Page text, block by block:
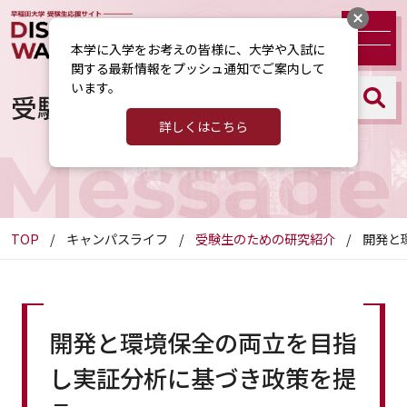
受験生のための研究紹介
TOP キャンパスライフ 受験生のための研究紹介 開発と
開発と環境保全の両立を目指
し実証分析に基づき政策を提
本学に入学をお考えの皆様に、大学や入試に
関する最新情報をプッシュ通知でご案内して
います。
詳しくはこちら